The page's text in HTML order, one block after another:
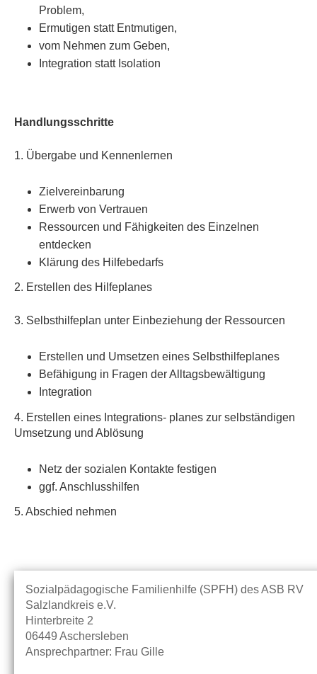
Problem,
Ermutigen statt Entmutigen,
vom Nehmen zum Geben,
Integration statt Isolation
Handlungsschritte
1. Übergabe und Kennenlernen
Zielvereinbarung
Erwerb von Vertrauen
Ressourcen und Fähigkeiten des Einzelnen
entdecken
Klärung des Hilfebedarfs
2. Erstellen des Hilfeplanes
3. Selbsthilfeplan unter Einbeziehung der Ressourcen
Erstellen und Umsetzen eines Selbsthilfeplanes
Befähigung in Fragen der Alltagsbewältigung
Integration
4. Erstellen eines Integrations- planes zur selbständigen
Umsetzung und Ablösung
Netz der sozialen Kontakte festigen
ggf. Anschlusshilfen
5. Abschied nehmen
Sozialpädagogische Familienhilfe (SPFH) des ASB RV
Salzlandkreis e.V.
Hinterbreite 2
06449 Aschersleben
Ansprechpartner: Frau Gille